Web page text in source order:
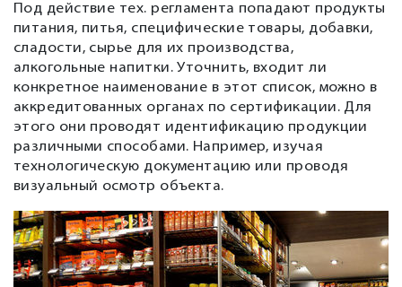
Под действие тех. регламента попадают продукты
питания, питья, специфические товары, добавки,
сладости, сырье для их производства,
алкогольные напитки. Уточнить, входит ли
конкретное наименование в этот список, можно в
аккредитованных органах по сертификации. Для
этого они проводят идентификацию продукции
различными способами. Например, изучая
технологическую документацию или проводя
визуальный осмотр объекта.